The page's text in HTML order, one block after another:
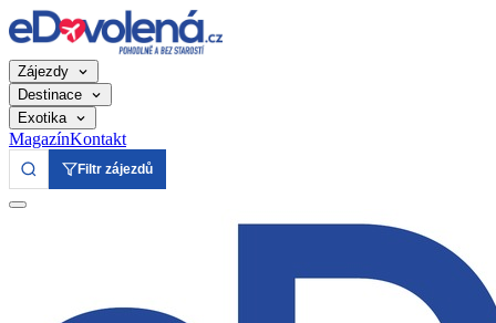
Zájezdy
Destinace
Exotika
MagazínKontakt
Filtr zájezdů